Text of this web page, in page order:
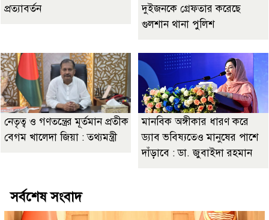
প্রত্যাবর্তন
দুইজনকে গ্রেফতার করেছে
গুলশান থানা পুলিশ
নেতৃত্ব ও গণতন্ত্রের মূর্তমান প্রতীক
বেগম খালেদা জিয়া : তথ্যমন্ত্রী
মানবিক অঙ্গীকার ধারণ করে
ড্যাব ভবিষ্যতেও মানুষের পাশে
দাঁড়াবে : ডা. জুবাইদা রহমান
সর্বশেষ সংবাদ